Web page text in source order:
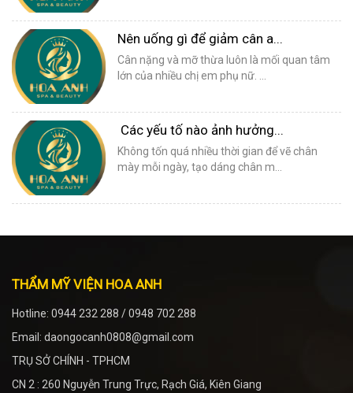
Nên uống gì để giảm cân a...
Cân nặng và mỡ thừa luôn là mối quan tâm
lớn của nhiều chị em phụ nữ. ...
Các yếu tố nào ảnh hưởng...
Không tốn quá nhiều thời gian để vẽ chân
mày mỗi ngày, tạo dáng chân m...
THẨM MỸ VIỆN HOA ANH
Hotline: 0944 232 288 / 0948 702 288
Email: daongocanh0808@gmail.com
TRỤ SỞ CHÍNH - TPHCM
CN 2 : 260 Nguyễn Trung Trực, Rạch Giá, Kiên Giang